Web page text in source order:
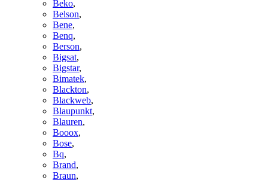
Beko,
Belson,
Bene,
Benq,
Berson,
Bigsat,
Bigstar,
Bimatek,
Blackton,
Blackweb,
Blaupunkt,
Blauren,
Booox,
Bose,
Bq,
Brand,
Braun,